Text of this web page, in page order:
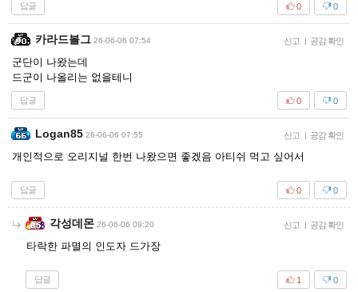
답글 0
0
카라드볼그 26-06-06 07:54 신고 | 공감 확인
군단이 나왔는데
드군이 나올리는 없을테니
답글 0
0
Logan85 26-06-06 07:55 신고 | 공감 확인
개인적으로 오리지널 한번 나왔으면 좋겠음 아티쉬 먹고 싶어서
답글 0
0
각성데몬 26-06-06 09:20 신고 | 공감 확인
타락한 파멸의 인도자 드가장
답글 0
1